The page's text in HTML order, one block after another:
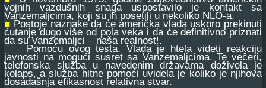
vojnih vazdušnih snaga uspostavilo je kontakt sa
Vanzemaljcima, koji su ih posetili u nekoliko NLO-a.
■ Postoje naznake da će američka vlada uskoro prekinuti
ćutanje dugo više od pola veka i da će definitivno priznati
da su Vanzemaljci – naša realnost!.
Pomoću ovog testa, Vlada je htela videti reakciju
javnosti na mogući susret sa Vanzemaljcima. Te večeri,
telefonska služba u navedenim državama doživela je
kolaps, a služba hitne pomoći uvidela je koliko je njihova
dosadašnja efikasnost relativna stvar.